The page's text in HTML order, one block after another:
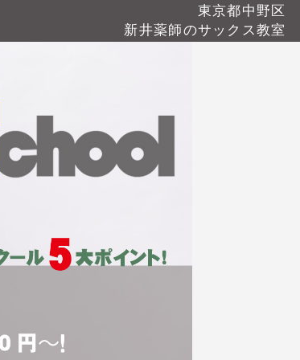
東京都中野区
新井薬師のサックス教室